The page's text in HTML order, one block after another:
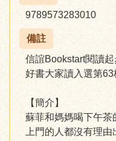
9789573283010
備註
信誼Bookstart閱讀
好書大家讀入選第
【簡介】
蘇菲和媽媽喝下午茶
上門的人都沒有理